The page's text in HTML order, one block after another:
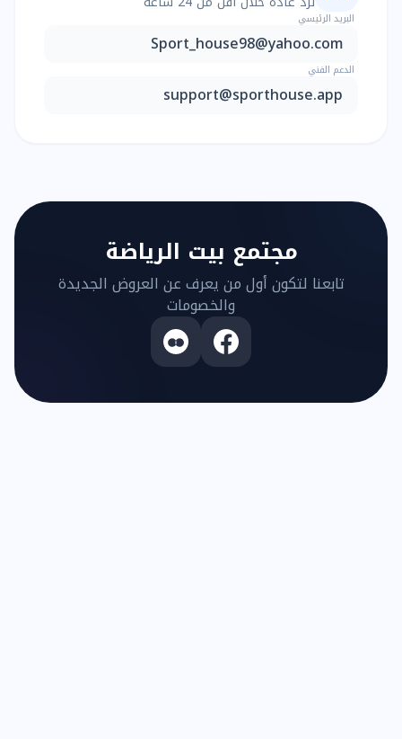
البريد الرئيسي
Sport_house98@yahoo.com
الدعم الفني
support@sporthouse.app
مجتمع بيت الرياضة
تابعنا لتكون أول من يعرف عن العروض الجديدة
والخصومات